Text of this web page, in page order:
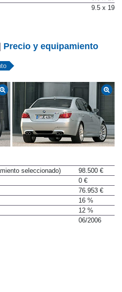
9.5 x 19
Precio y equipamiento
seleccionado)
98.500 €
0 €
76.953 €
16 %
12 %
06/2006